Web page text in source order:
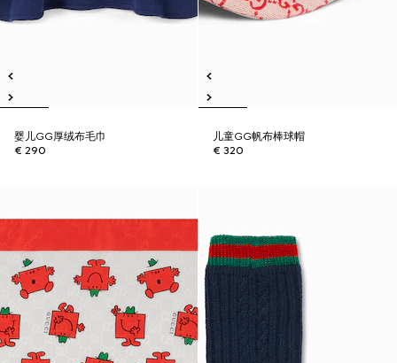
婴儿GG厚绒布毛巾
€ 290
儿童GG帆布棒球帽
€ 320